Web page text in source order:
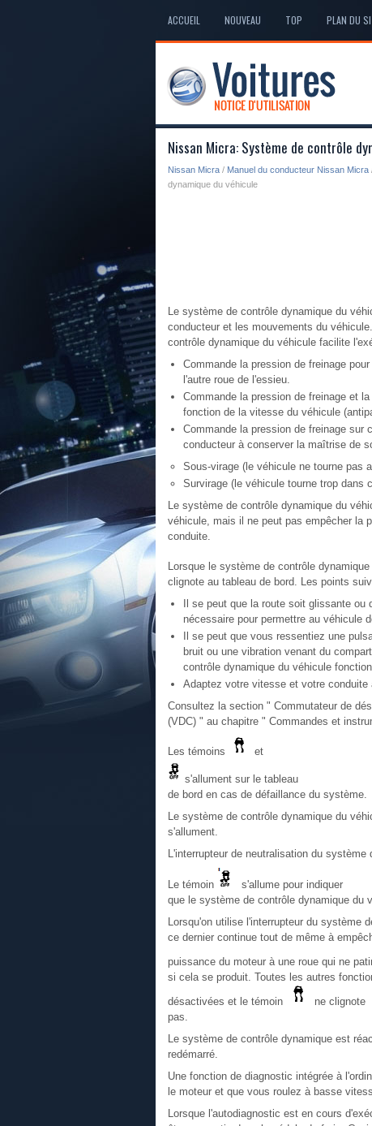
ACCUEIL NOUVEAU TOP PLAN DU
Nissan Micra: Système de contrôle
Nissan Micra / Manuel du conducteur Nissan Micra
dynamique du véhicule
Le système de contrôle dynamique du
conducteur et les mouvements du
contrôle dynamique du véhicule facilite
Commande la pression de freinage
l'autre roue de l'essieu.
Commande la pression de freinage et
fonction de la vitesse du véhicule
Commande la pression de freinage sur
conducteur à conserver la maîtrise de
Sous-virage (le véhicule ne tourne pas
Survirage (le véhicule tourne trop dans
Le système de contrôle dynamique du
véhicule, mais il ne peut pas empêcher la
conduite.
Lorsque le système de contrôle
clignote au tableau de bord. Les points
Il se peut que la route soit glissante
nécessaire pour permettre au véhicule
Il se peut que vous ressentiez une
bruit ou une vibration venant du
contrôle dynamique du véhicule
Adaptez votre vitesse et votre conduite
Consultez la section " Commutateur de
(VDC) " au chapitre " Commandes et
Les témoins et
s'allument sur le tableau
de bord en cas de défaillance du système.
Le système de contrôle dynamique du
s'allument.
L'interrupteur de neutralisation du
Le témoin
s'allume pour indiquer
que le système de contrôle dynamique du
Lorsqu'on utilise l'interrupteur du système
ce dernier continue tout de même à
puissance du moteur à une roue qui ne
si cela se produit. Toutes les autres
désactivées et le témoin
ne clignote
pas.
Le système de contrôle dynamique est
redémarré.
Une fonction de diagnostic intégrée à
le moteur et que vous roulez à basse
Lorsque l'autodiagnostic est en cours